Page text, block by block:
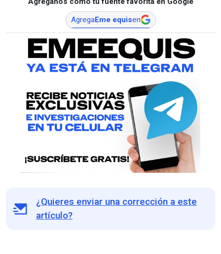
AgregaEme equisen
¿Quieres enviar una corrección a este
artículo?